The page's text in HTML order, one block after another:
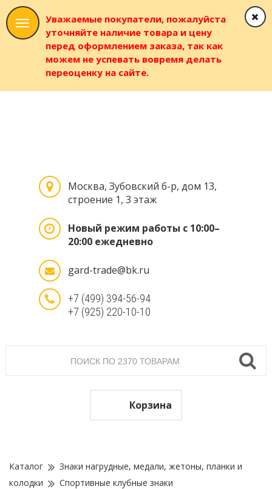
Уважаемые покупатели, пожалуйста
уточняйте наличие товара и цену
перед оформлением заказа, так как
можем не успевать вовремя делать
переоценку на сайте.
Москва, Зубовский б-р, дом 13,
строение 1, 3 этаж
Новый режим работы с 10:00–
20:00 ежедневно
gard-trade@bk.ru
+7 (499) 394-56-94
+7 (925) 220-10-10
Корзина
Каталог
Знаки нагрудные, медали, жетоны, планки и
колодки
Спортивные клубные знаки